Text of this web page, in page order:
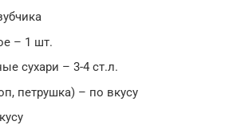
– 1 шт.
сухари – 3-4 ст.л.
петрушка) – по вкусу